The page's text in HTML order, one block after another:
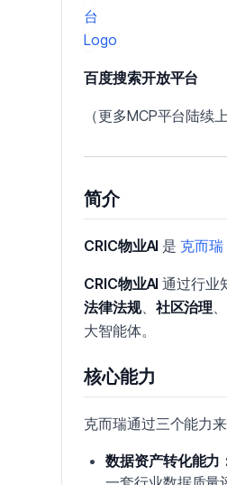
百度搜索开放平台
（更多MCP平台陆续
简介
CRIC物业AI 是 克而瑞
CRIC物业AI 通过行业
法律法规、 社区治理、
大智能体。
核心能力
克而瑞通过三个能力
数据资产转化能力